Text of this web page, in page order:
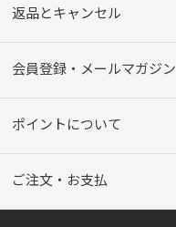
返品とキャンセル
会員登録・メールマガジン
ポイントについて
ご注文・お支払